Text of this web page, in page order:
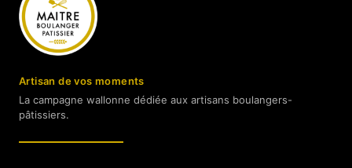
Artisan de vos moments
La campagne wallonne dédiée aux artisans boulangers-
pâtissiers.